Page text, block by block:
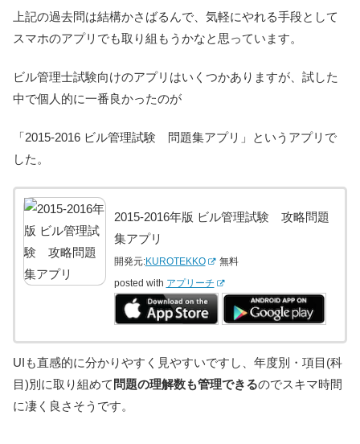
上記の過去問は結構かさばるんで、気軽にやれる手段として
スマホのアプリでも取り組もうかなと思っています。
ビル管理士試験向けのアプリはいくつかありますが、試した
中で個人的に一番良かったのが
「2015-2016 ビル管理試験 問題集アプリ」というアプリで
した。
2015-2016年版 ビル管理試験 攻略問題
集アプリ
開発元:KUROTEKKO
無料
posted with アプリーチ
UIも直感的に分かりやすく見やすいですし、年度別・項目(科
目)別に取り組めて 問題の理解数も管理できるのでスキマ時間
に凄く良さそうです。